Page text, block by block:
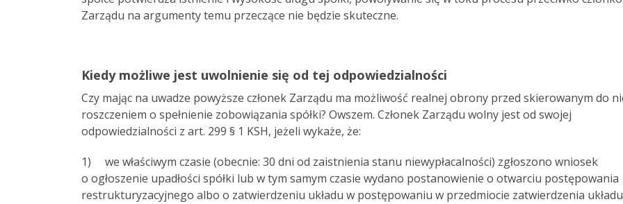
Zarządu na argumenty temu przeczące nie będzie skuteczne.
Kiedy możliwe jest uwolnienie się od tej odpowiedzialności
Czy mając na uwadze powyższe członek Zarządu ma możliwość realnej obrony przed skierowanym do
roszczeniem o spełnienie zobowiązania spółki? Owszem. Członek Zarządu wolny jest od swojej
odpowiedzialności z art. 299 § 1 KSH, jeżeli wykaże, że:
1) we właściwym czasie (obecnie: 30 dni od zaistnienia stanu niewypłacalności) zgłoszono wniosek
o ogłoszenie upadłości spółki lub w tym samym czasie wydano postanowienie o otwarciu postępowania
restrukturyzacyjnego albo o zatwierdzeniu układu w postępowaniu w przedmiocie zatwierdzenia